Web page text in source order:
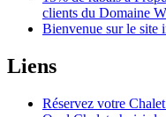
clients du Domaine
Bienvenue sur le site
Liens
Réservez votre